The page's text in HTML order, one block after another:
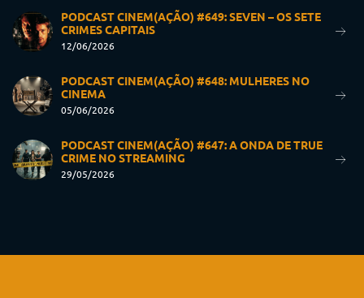
PODCAST CINEM(AÇÃO) #649: SEVEN – OS SETE
CRIMES CAPITAIS
12/06/2026
PODCAST CINEM(AÇÃO) #648: MULHERES NO
CINEMA
05/06/2026
PODCAST CINEM(AÇÃO) #647: A ONDA DE TRUE
CRIME NO STREAMING
29/05/2026